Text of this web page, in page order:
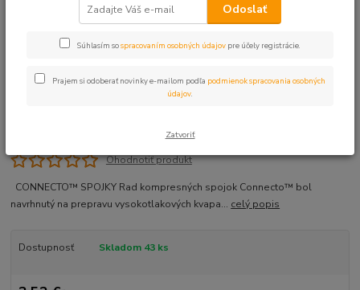
Záslepka 40 PROFI
Ohodnotiť produkt
CONNECTO™ SPOJKY Rad kompresných spojok Connecto™ bol
navrhnutý na prepravu vysokotlakových kvapa... celý popis
Dostupnosť Skladom 43 ks
Odoslať
Súhlasím sospracovaním osobných údajov pre účely registrácie.
Prajem si odoberať novinky e-mailom podľa podmienok spracovania osobných
údajov
Zatvoriť